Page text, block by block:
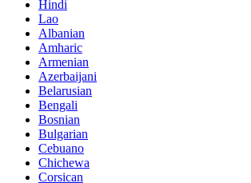
Hindi
Lao
Albanian
Amharic
Armenian
Azerbaijani
Belarusian
Bengali
Bosnian
Bulgarian
Cebuano
Chichewa
Corsican